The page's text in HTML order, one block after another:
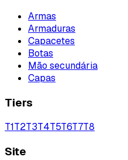
Armas
Armaduras
Capacetes
Botas
Mão secundária
Capas
Tiers
T1T2T3T4T5T6T7T8
Site